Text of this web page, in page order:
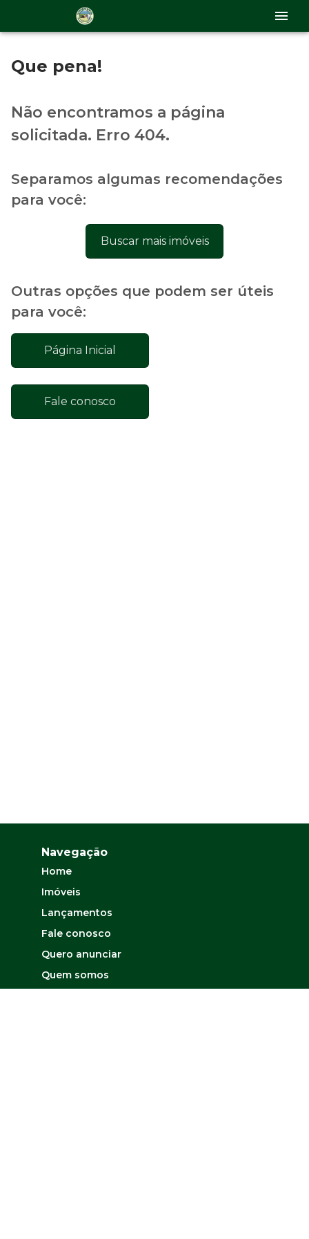
Que pena!
Não encontramos a página
solicitada. Erro 404.
Separamos algumas recomendações
para você:
Buscar mais imóveis
Outras opções que podem ser úteis
para você:
Página Inicial
Fale conosco
Navegação
Home
Imóveis
Lançamentos
Fale conosco
Quero anunciar
Quem somos